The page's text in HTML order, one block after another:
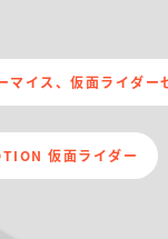
マイス、仮面ライダー
仮面ライダー